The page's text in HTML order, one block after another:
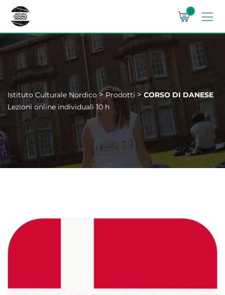
0
Istituto Culturale Nordico>Prodotti >CORSO DI DANESE
Lezioni online individuali 10 h